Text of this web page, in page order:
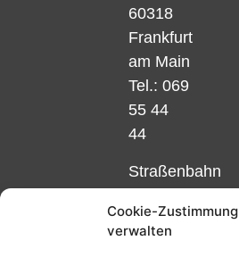
Cookie-Zustimmung
verwalten
60318
Frankfurt
am Main
Tel.: 069
55 44
44
Straßenbahn
und 12,